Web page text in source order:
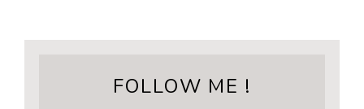
FOLLOW ME !